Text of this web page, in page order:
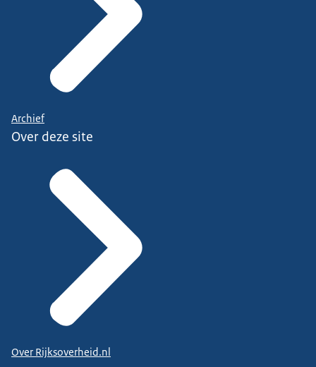
Archief
Over deze site
Over Rijksoverheid.nl